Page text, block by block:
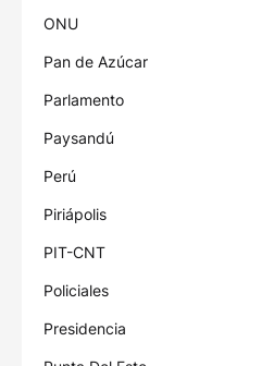
ONU
Pan de Azúcar
Parlamento
Paysandú
Perú
Piriápolis
PIT-CNT
Policiales
Presidencia